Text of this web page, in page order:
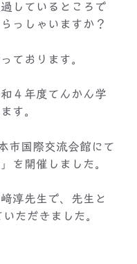
しているところで
っしゃいますか？
ております。
４年度てんかん学
す。
市国際交流会館にて
を開催しました。
淳先生で、先生と
ただきました。